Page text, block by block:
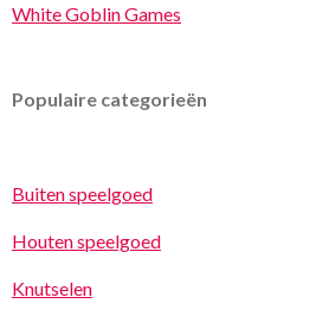
White Goblin Games
Populaire categorieën
Buiten speelgoed
Houten speelgoed
Knutselen